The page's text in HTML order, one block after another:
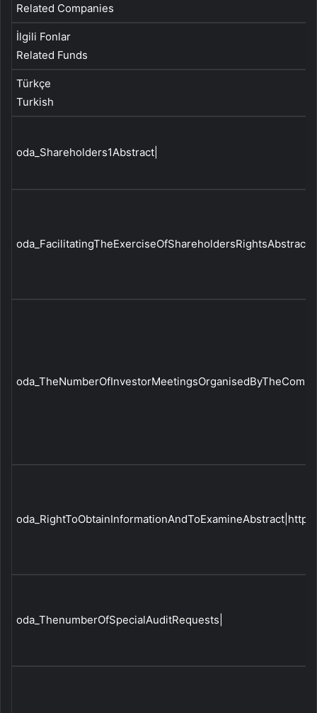
Related Companies
İlgili Fonlar
Related Funds
Türkçe
Turkish
oda_Shareholders1Abstract|
oda_ThenumberOfSpecialAuditRequests|